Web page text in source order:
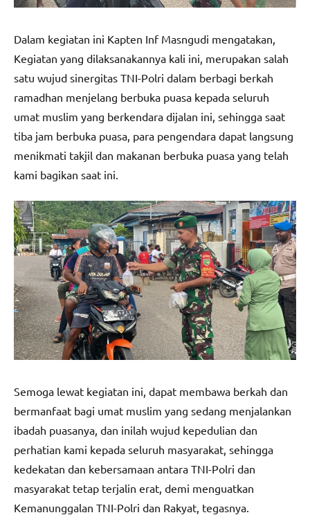
Dalam kegiatan ini Kapten Inf Masngudi mengatakan,
Kegiatan yang dilaksanakannya kali ini, merupakan salah
satu wujud sinergitas TNI-Polri dalam berbagi berkah
ramadhan menjelang berbuka puasa kepada seluruh
umat muslim yang berkendara dijalan ini, sehingga saat
tiba jam berbuka puasa, para pengendara dapat langsung
menikmati takjil dan makanan berbuka puasa yang telah
kami bagikan saat ini.
Semoga lewat kegiatan ini, dapat membawa berkah dan
bermanfaat bagi umat muslim yang sedang menjalankan
ibadah puasanya, dan inilah wujud kepedulian dan
perhatian kami kepada seluruh masyarakat, sehingga
kedekatan dan kebersamaan antara TNI-Polri dan
masyarakat tetap terjalin erat, demi menguatkan
Kemanunggalan TNI-Polri dan Rakyat, tegasnya.